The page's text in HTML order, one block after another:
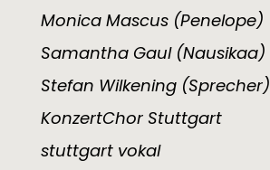
Monica Mascus (Penelope)
Samantha Gaul (Nausikaa)
Stefan Wilkening (Sprecher)
KonzertChor Stuttgart
stuttgart vokal